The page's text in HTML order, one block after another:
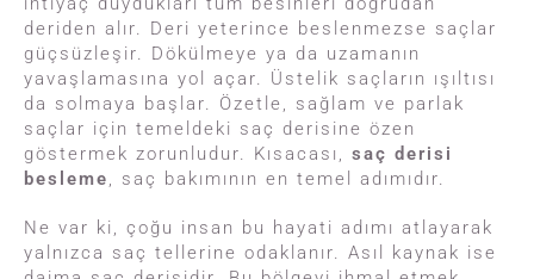
deriden alır. Deri yeterince beslenmezse saçlar
güçsüzleşir. Dökülmeye ya da uzamanın
yavaşlamasına yol açar. Üstelik saçların ışıltısı
da solmaya başlar. Özetle, sağlam ve parlak
saçlar için temeldeki saç derisine özen
göstermek zorunludur. Kısacası, saç derisi
besleme, saç bakımının en temel adımıdır.
Ne var ki, çoğu insan bu hayati adımı atlayarak
yalnızca saç tellerine odaklanır. Asıl kaynak ise